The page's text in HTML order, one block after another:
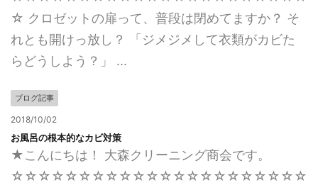
☆ クロゼットの扉って、普段は閉めてますか？ そ
れとも開けっ放し？ 「ジメジメして衣類がカビた
らどうしよう？」 ...
ブログ記事
2018/10/02
お風呂の根本的なカビ対策
★こんにちは！ 大森クリーニング商会です。
☆☆☆☆☆☆☆☆☆☆☆☆☆☆☆☆☆☆☆☆☆☆